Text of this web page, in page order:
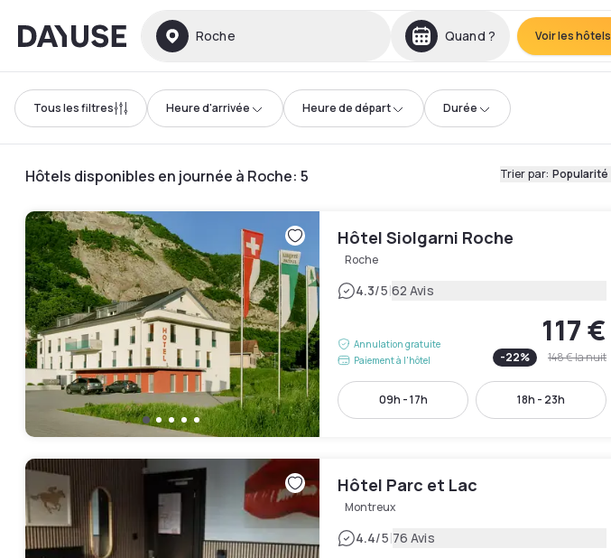
Dayuse Roche Quand ? Voir les hôtels
Tous les filtres Heure d'arrivée Heure de départ Durée
Hôtels disponibles en journée à Roche: 5 Trier par: Popularité
Hôtel Siolgarni Roche
Roche
4.3/5|62 Avis
Annulation gratuite
Paiement à l'hôtel
117 €
-22% 148 €la nuit
09h - 17h 18h - 23h
Hôtel Parc et Lac
Montreux
4.4/5|76 Avis